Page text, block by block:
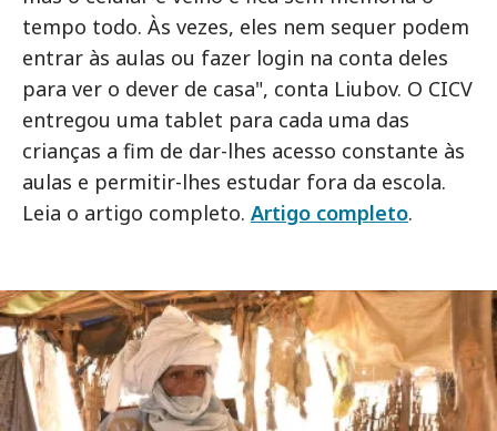
tempo todo. Às vezes, eles nem sequer podem
entrar às aulas ou fazer login na conta deles
para ver o dever de casa", conta Liubov. O CICV
entregou uma tablet para cada uma das
crianças a fim de dar-lhes acesso constante às
aulas e permitir-lhes estudar fora da escola.
Leia o artigo completo. Artigo completo.